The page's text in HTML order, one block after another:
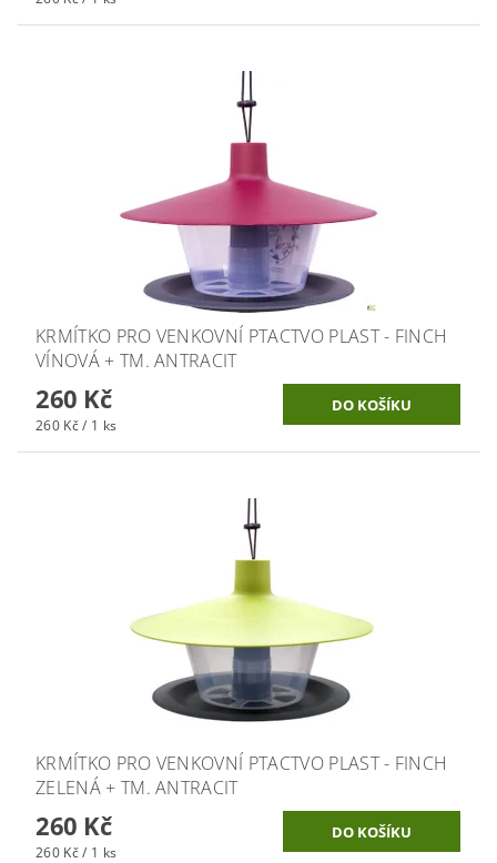
KRMÍTKO PRO VENKOVNÍ PTACTVO PLAST - FINCH
VÍNOVÁ + TM. ANTRACIT
260 Kč
260 Kč / 1 ks
KRMÍTKO PRO VENKOVNÍ PTACTVO PLAST - FINCH
ZELENÁ + TM. ANTRACIT
260 Kč
260 Kč / 1 ks